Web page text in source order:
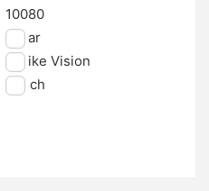
10080
2 jaar
E-bike Vision
Bosch